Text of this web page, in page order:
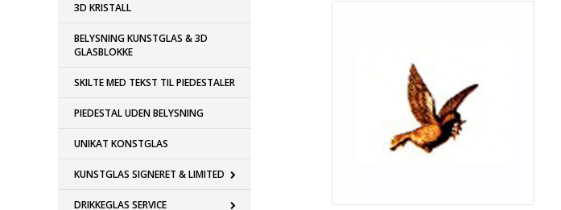
3D KRISTALL
BELYSNING KUNSTGLAS & 3D
GLASBLOKKE
SKILTE MED TEKST TIL PIEDESTALER
PIEDESTAL UDEN BELYSNING
UNIKAT KONSTGLAS
KUNSTGLAS SIGNERET & LIMITED
DRIKKEGLAS SERVICE